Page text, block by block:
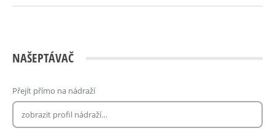
NAŠEPTÁVAČ
Přejít přímo na nádraží